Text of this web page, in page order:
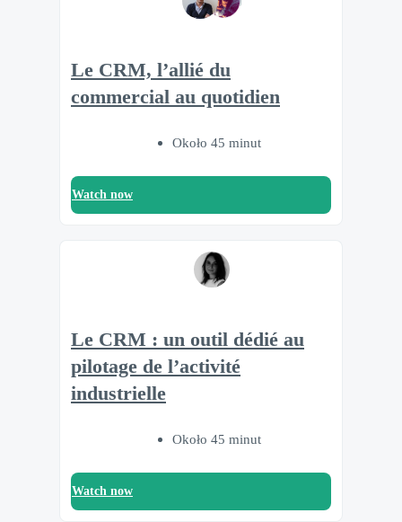
Le CRM, l’allié du
commercial au quotidien
Około 45 minut
Watch now
Le CRM : un outil dédié au
pilotage de l’activité
industrielle
Około 45 minut
Watch now